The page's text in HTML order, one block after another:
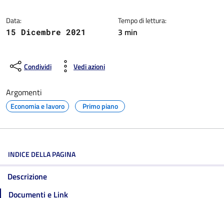
Data:
15 Dicembre 2021
Tempo di lettura:
3 min
Condividi Vedi azioni
Argomenti
Economia e lavoro Primo piano
INDICE DELLA PAGINA
Descrizione
Documenti e Link